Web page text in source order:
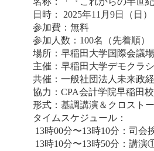
日時： 2025年11月9日
（日）
参加費：無料
参加人数：100名（先着順）
場所：早稲田大学国際会議
主催：早稲田大学デモクラ
共催：一般社団法人未来政
​​協力：CPA会計学院早稲田校
形式：基調講演＆クロスト
タイムスケジュール：
13時00分〜13時10分：司会
13時10分〜13時50分：講